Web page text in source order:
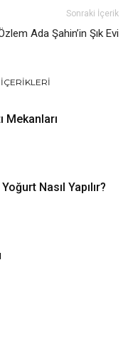
Sonraki İçerik
Ada Şahin’in Şık Evi
Mekanları
Nasıl Yapılır?